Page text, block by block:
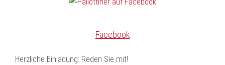
Facebook
Herzliche Einladung: Reden Sie mit!